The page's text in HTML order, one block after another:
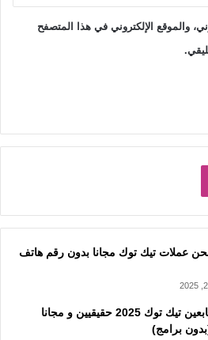
والموقع الإلكتروني في هذا المتصفح
عملات تيك توك مجانا بدون رقم هاتف
زيادة متابعين تيك توك 2025 حقيقيين و مجانا